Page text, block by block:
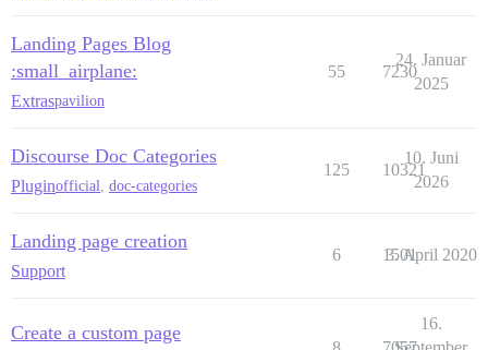
Landing Pages Blog
:small_airplane:
Extraspavilion
55 7230
24. Januar
2025
Discourse Doc Categories
Pluginofficial, doc-categories
125 10321
10. Juni
2026
Landing page creation
Support
6 1501
3. April 2020
Create a custom page
16.